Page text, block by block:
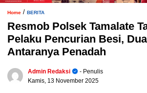
Home / BERITA
Resmob Polsek Tamalate
Pelaku Pencurian Besi,
Antaranya Penadah
Admin Redaksi
- Penulis
Kamis, 13 November 2025